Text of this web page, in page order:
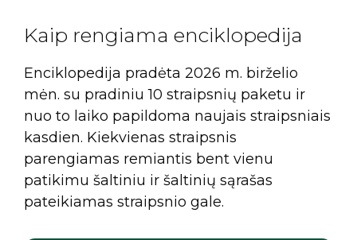
Kaip rengiama enciklopedija
Enciklopedija pradėta 2026 m. birželio
mėn. su pradiniu 10 straipsnių paketu ir
nuo to laiko papildoma naujais straipsniais
kasdien. Kiekvienas straipsnis
parengiamas remiantis bent vienu
patikimu šaltiniu ir šaltinių sąrašas
pateikiamas straipsnio gale.